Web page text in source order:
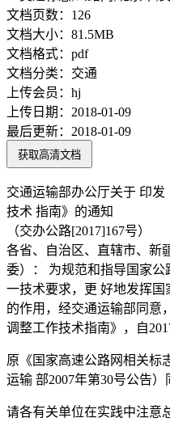
文档页数： 126
文档大小： 81.5MB
文档格式： pdf
文档分类： 交通
上传会员： hj
上传日期： 2018-01-09
最后更新： 2018-01-09
获取高清文档
交通运输部办公厅关于 印发
技术 指南》的通知
（交办公路[2017]167号）
各省、自治区、直辖市、新
委）： 为规范和指导国家
一技术要求，更 好地发挥
的作用，经交通运输部同意
调整工作技术指南》，自
原《国家高速公路网相关标
运输 部2007年第30号公告）
请各有关单位在实践中注意